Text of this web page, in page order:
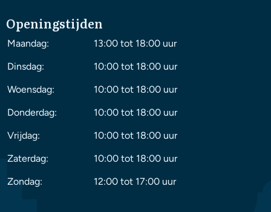
Openingstijden
Maandag:
13:00 tot 18:00 uur
Dinsdag:
10:00 tot 18:00 uur
Woensdag:
10:00 tot 18:00 uur
Donderdag:
10:00 tot 18:00 uur
Vrijdag:
10:00 tot 18:00 uur
Zaterdag:
10:00 tot 18:00 uur
Zondag:
12:00 tot 17:00 uur